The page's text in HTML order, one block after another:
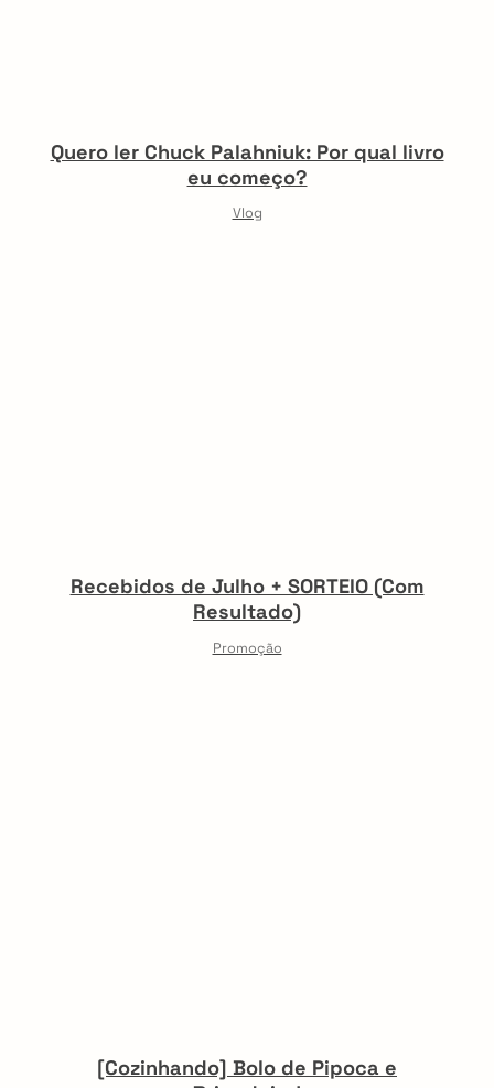
Quero ler Chuck Palahniuk: Por qual livro
eu começo?
Vlog
Recebidos de Julho + SORTEIO (Com
Resultado)
Promoção
[Cozinhando] Bolo de Pipoca e